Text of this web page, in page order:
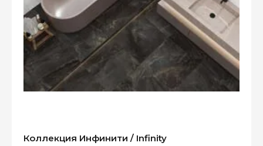
Коллекция Инфинити / Infinity